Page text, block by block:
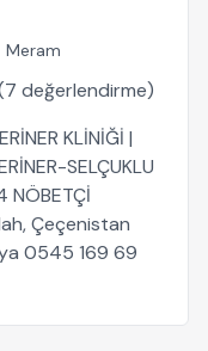
Meram
değerlendirme)
KLİNİĞİ |
SELÇUKLU
NÖBETÇİ
Çeçenistan
0545 169 69